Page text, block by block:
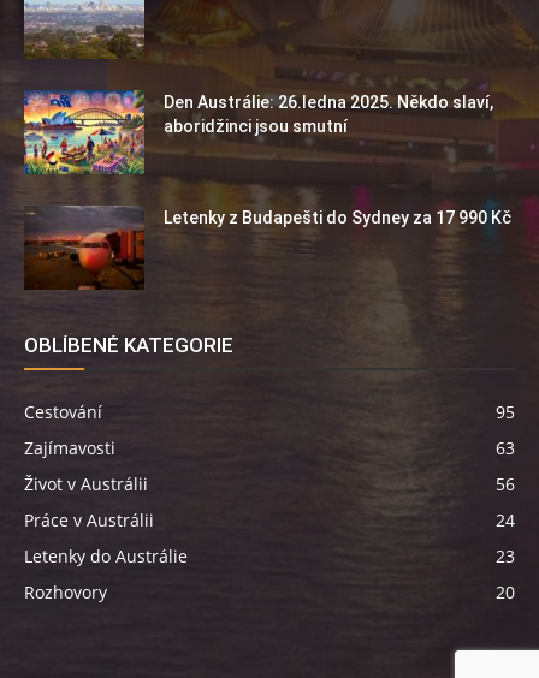
Den Austrálie: 26.ledna 2025. Někdo slaví,
aboridžinci jsou smutní
Letenky z Budapešti do Sydney za 17 990 Kč
OBLÍBENÉ KATEGORIE
Cestování
95
Zajímavosti
63
Život v Austrálii
56
Práce v Austrálii
24
Letenky do Austrálie
23
Rozhovory
20